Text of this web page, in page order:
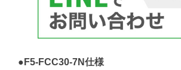
●F5-FCC30-7N仕様